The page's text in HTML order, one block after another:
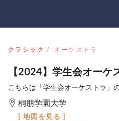
クラシック オーケストラ
【2024】学生会オー
こちらは「学生会オーケストラ」
桐朋学園大学
[ 地図を見る ]